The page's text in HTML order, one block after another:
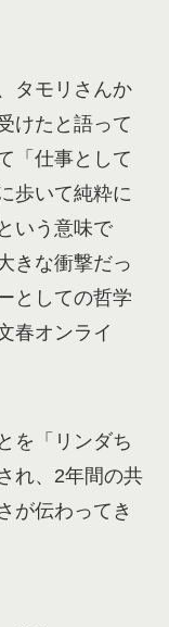
タモリさんか
けたと語って
「仕事として
歩いて純粋に
いう意味で
きな衝撃だっ
としての哲学
春オンライ
を「リンダち
れ、2年間の共
が伝わってき